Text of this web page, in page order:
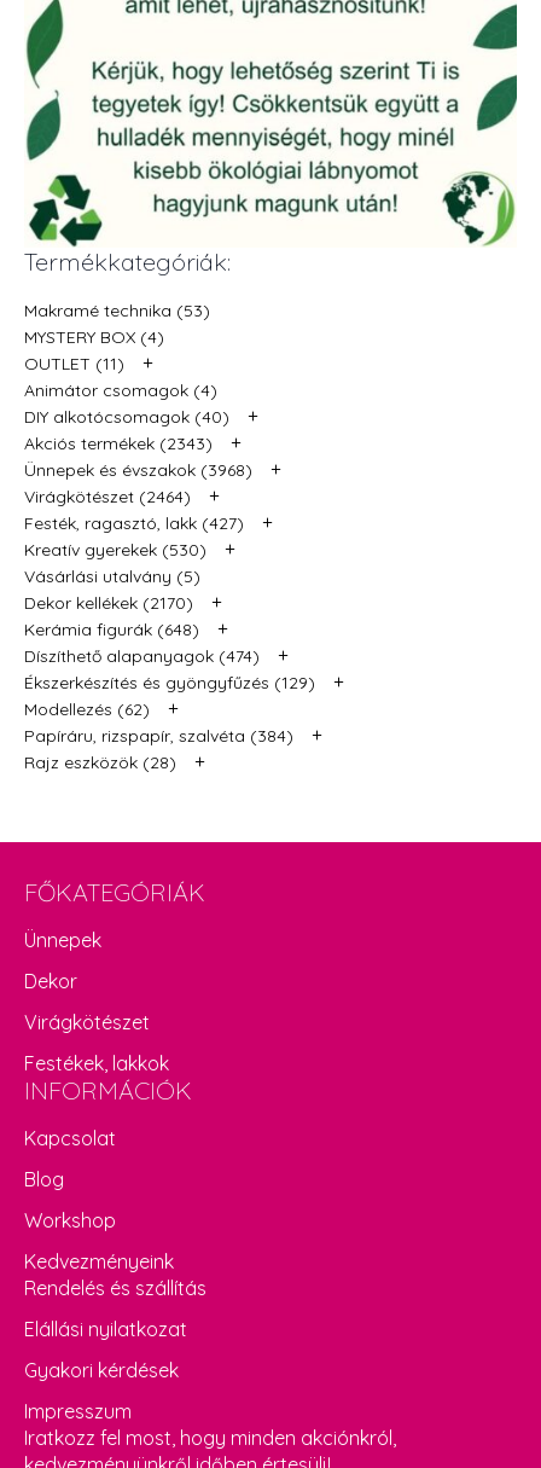
Termékkategóriák:
Makramé technika (53)
MYSTERY BOX (4)
OUTLET (11)
+
Animátor csomagok (4)
DIY alkotócsomagok (40)
+
Akciós termékek (2343) +
Ünnepek és évszakok (3968) +
Virágkötészet (2464) +
Festék, ragasztó, lakk (427) +
Kreatív gyerekek (530) +
Vásárlási utalvány (5)
Dekor kellékek (2170)
+
Kerámia figurák (648) +
Díszíthető alapanyagok (474) +
Ékszerkészítés és gyöngyfűzés (129) +
Modellezés (62) +
Papíráru, rizspapír, szalvéta (384) +
Rajz eszközök (28) +
FŐKATEGÓRIÁK
Ünnepek
Dekor
Virágkötészet
Festékek, lakkok
INFORMÁCIÓK
Kapcsolat
Blog
Workshop
Kedvezményeink
Rendelés és szállítás
Elállási nyilatkozat
Gyakori kérdések
Impresszum
Iratkozz fel most, hogy minden akciónkról,